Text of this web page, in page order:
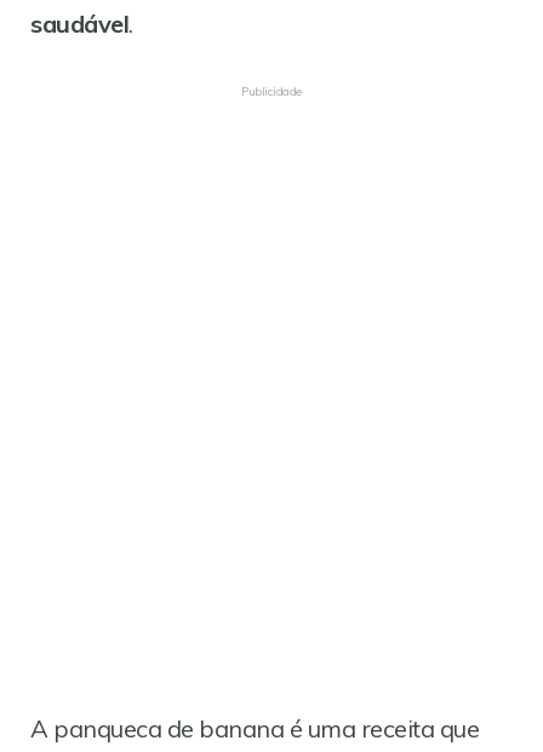
saudável.
Publicidade
A panqueca de banana é uma receita que